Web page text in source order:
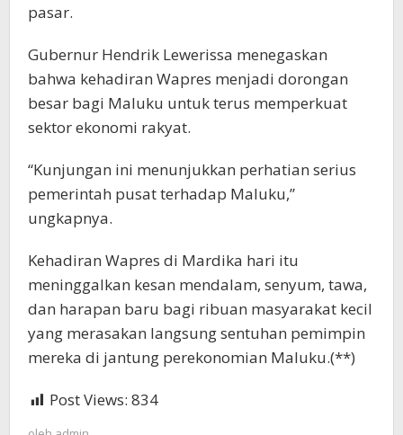
pasar.
Gubernur Hendrik Lewerissa menegaskan
bahwa kehadiran Wapres menjadi dorongan
besar bagi Maluku untuk terus memperkuat
sektor ekonomi rakyat.
“Kunjungan ini menunjukkan perhatian serius
pemerintah pusat terhadap Maluku,”
ungkapnya.
Kehadiran Wapres di Mardika hari itu
meninggalkan kesan mendalam, senyum, tawa,
dan harapan baru bagi ribuan masyarakat kecil
yang merasakan langsung sentuhan pemimpin
mereka di jantung perekonomian Maluku.(**)
Post Views: 834